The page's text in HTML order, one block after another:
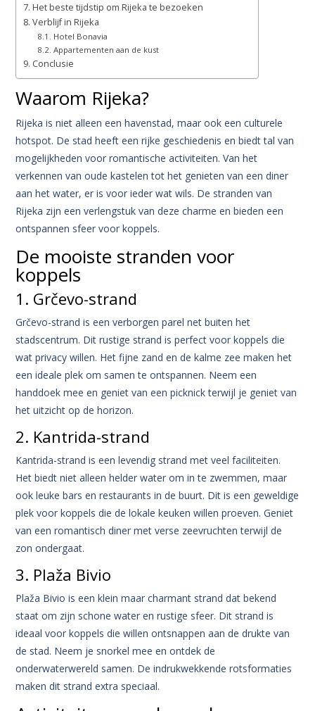
Het beste tijdstip om Rijeka te bezoeken
Verblijf in Rijeka
Hotel Bonavia
Appartementen aan de kust
Conclusie
Waarom Rijeka?
Rijeka is niet alleen een havenstad, maar ook een culturele
hotspot. De stad heeft een rijke geschiedenis en biedt tal van
mogelijkheden voor romantische activiteiten. Van het
verkennen van oude kastelen tot het genieten van een diner
aan het water, er is voor ieder wat wils. De stranden van
Rijeka zijn een verlengstuk van deze charme en bieden een
ontspannen sfeer voor koppels.
De mooiste stranden voor
koppels
1. Grčevo-strand
Grčevo-strand is een verborgen parel net buiten het
stadscentrum. Dit rustige strand is perfect voor koppels die
wat privacy willen. Het fijne zand en de kalme zee maken het
een ideale plek om samen te ontspannen. Neem een
handdoek mee en geniet van een picknick terwijl je geniet van
het uitzicht op de horizon.
2. Kantrida-strand
Kantrida-strand is een levendig strand met veel faciliteiten.
Het biedt niet alleen helder water om in te zwemmen, maar
ook leuke bars en restaurants in de buurt. Dit is een geweldige
plek voor koppels die de lokale keuken willen proeven. Geniet
van een romantisch diner met verse zeevruchten terwijl de
zon ondergaat.
3. Plaža Bivio
Plaža Bivio is een klein maar charmant strand dat bekend
staat om zijn schone water en rustige sfeer. Dit strand is
ideaal voor koppels die willen ontsnappen aan de drukte van
de stad. Neem je snorkel mee en ontdek de
onderwaterwereld samen. De indrukwekkende rotsformaties
maken dit strand extra speciaal.